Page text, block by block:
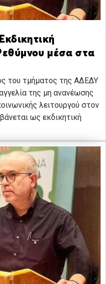
μέσα στα
του τμήματος της ΑΔΕΔΥ
της μη ανανέωσης
λειτουργού στον
ως εκδικητική